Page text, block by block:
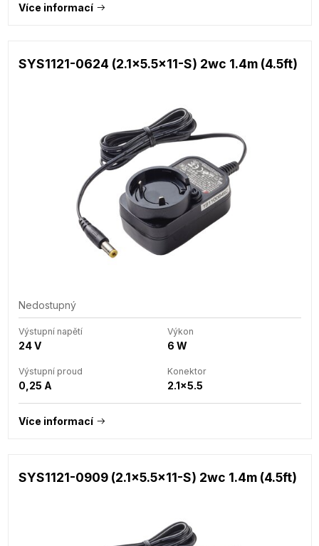
Více informací
SYS1121-0624 (2.1x5.5x11-S) 2wc 1.4m (4.5ft)
Nedostupný
Výstupní napětí
24 V
Výkon
6 W
Výstupní proud
0,25 A
Konektor
2.1x5.5
Více informací
SYS1121-0909 (2.1x5.5x11-S) 2wc 1.4m (4.5ft)